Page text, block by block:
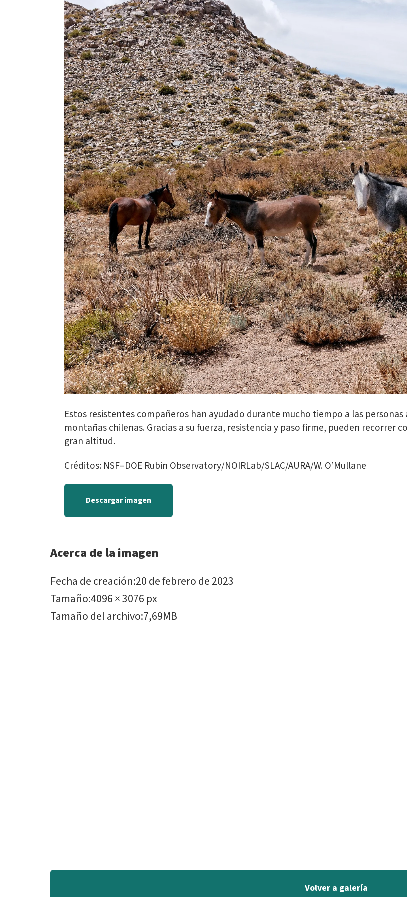
Estos resistentes compañeros han ayudado durante mucho tiempo a las
montañas chilenas. Gracias a su fuerza, resistencia y paso firme, pueden recorrer
gran altitud.
Créditos: NSF–DOE Rubin Observatory/NOIRLab/SLAC/AURA/W. O’Mullane
Descargar imagen
Acerca de la imagen
Fecha de creación:20 de febrero de 2023
Tamaño:4096 × 3076 px
Tamaño del archivo:7,69MB
Volver a galería